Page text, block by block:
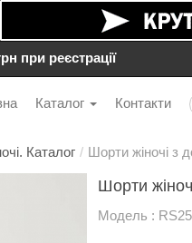
при реєстрації
Каталог Контакти
Каталог / Шорти жіночі
Шорти
Модель :